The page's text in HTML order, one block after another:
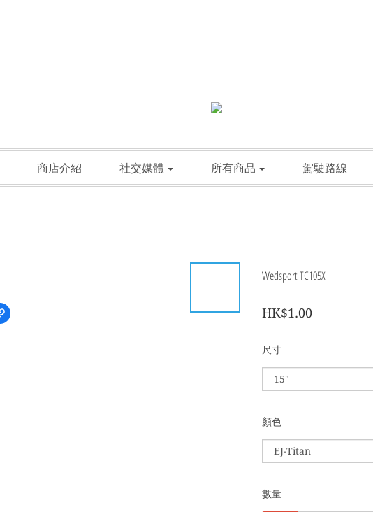
商店介紹 社交媒體 所有商品 駕駛路線
Wedsport TC105X
HK$1.00
尺寸
顏色
數量